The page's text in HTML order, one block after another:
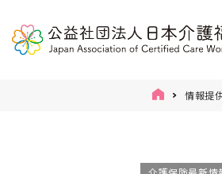
情報提